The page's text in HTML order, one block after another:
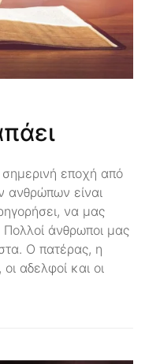
εποχή από
είναι
να μας
άνθρωποι μας
Ο πατέρας, η
αδελφοί και οι